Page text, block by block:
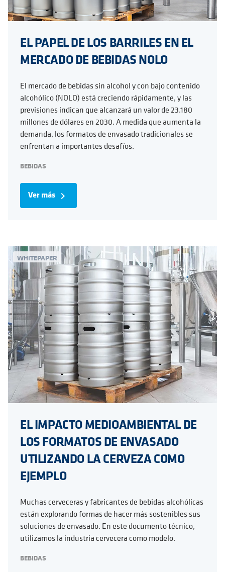
EL PAPEL DE LOS BARRILES EN EL
MERCADO DE BEBIDAS NOLO
El mercado de bebidas sin alcohol y con bajo contenido
alcohólico (NOLO) está creciendo rápidamente, y las
previsiones indican que alcanzará un valor de 23.180
millones de dólares en 2030. A medida que aumenta la
demanda, los formatos de envasado tradicionales se
enfrentan a importantes desafíos.
BEBIDAS
Ver más navigate_next
WHITEPAPER
EL IMPACTO MEDIOAMBIENTAL DE
LOS FORMATOS DE ENVASADO
UTILIZANDO LA CERVEZA COMO
EJEMPLO
Muchas cerveceras y fabricantes de bebidas alcohólicas
están explorando formas de hacer más sostenibles sus
soluciones de envasado. En este documento técnico,
utilizamos la industria cervecera como modelo.
BEBIDAS